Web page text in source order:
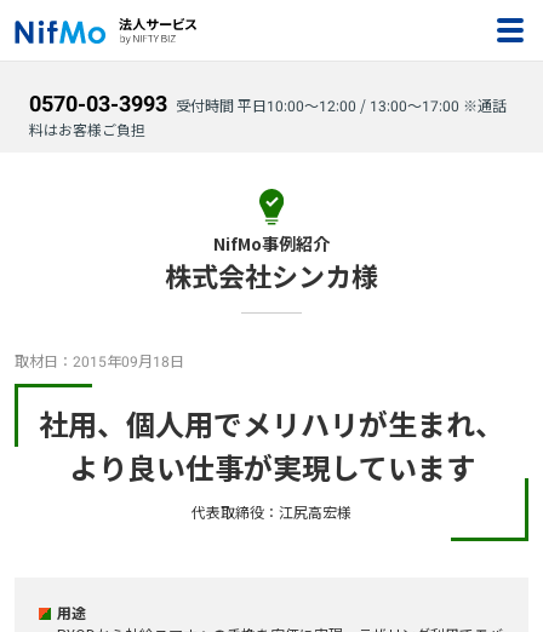
0570-03-3993 受付時間 平日10:00～12:00 / 13:00～17:00 ※通話
料はお客様ご負担
NifMo事例紹介
株式会社シンカ様
取材日：2015年09月18日
社用、個人用でメリハリが生まれ、
より良い仕事が実現しています
代表取締役：江尻高宏様
用途